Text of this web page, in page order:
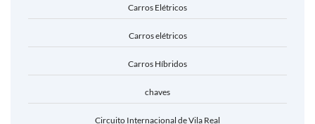
Carros Elétricos
Carros elétricos
Carros Híbridos
chaves
Circuito Internacional de Vila Real